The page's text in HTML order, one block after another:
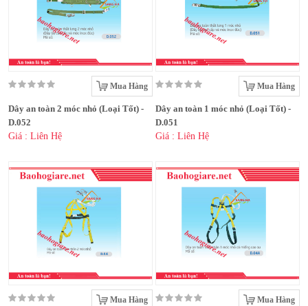
Mua Hàng
Dây an toàn 2 móc nhỏ (Loại Tốt) -
D.052
Giá : Liên Hệ
Mua Hàng
Dây an toàn 1 móc nhỏ (Loại Tốt) -
D.051
Giá : Liên Hệ
Mua Hàng Mua Hàng